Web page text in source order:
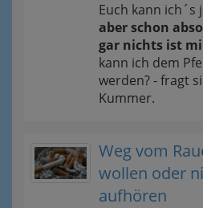
Euch kann ich´s
aber schon
gar nichts ist
kann ich dem
werden? - fragt
Kummer.
Weg vom
wollen oder
aufhören